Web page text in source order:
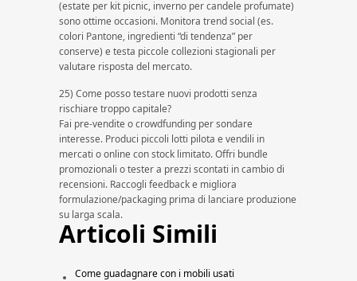
(estate per kit picnic, inverno per candele profumate)
sono ottime occasioni. Monitora trend social (es.
colori Pantone, ingredienti “di tendenza” per
conserve) e testa piccole collezioni stagionali per
valutare risposta del mercato.
25) Come posso testare nuovi prodotti senza
rischiare troppo capitale?
Fai pre-vendite o crowdfunding per sondare
interesse. Produci piccoli lotti pilota e vendili in
mercati o online con stock limitato. Offri bundle
promozionali o tester a prezzi scontati in cambio di
recensioni. Raccogli feedback e migliora
formulazione/packaging prima di lanciare produzione
su larga scala.
Articoli Simili
Come guadagnare con i mobili usati​​